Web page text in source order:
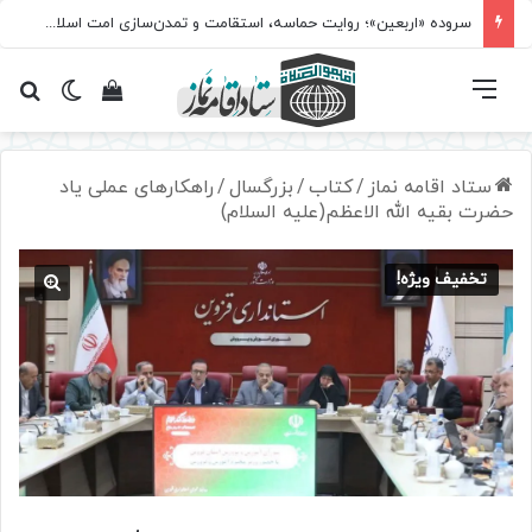
سروده‌ «اربعین»؛ روایت حماسه، استقامت و تمدن‌سازی امت اسلامی
تغییرمشاهده فهرست
ستاد اقامه نماز /کتاب/بزرگسال/راهکارهای عملی یاد
حضرت بقیه الله الاعظم(علیه السلام)
تخفیف ویژه!